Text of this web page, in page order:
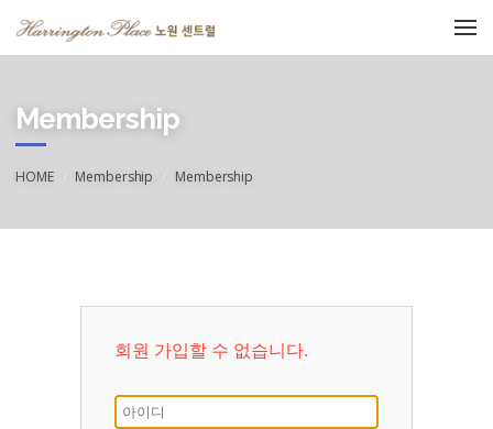
Membership
HOME Membership Membership
회원 가입할 수 없습니다.